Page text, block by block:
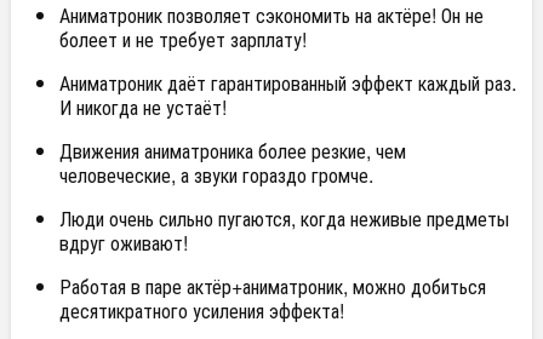
Аниматроник позволяет сэкономить на актёре! Он не
болеет и не требует зарплату!
Аниматроник даёт гарантированный эффект каждый раз.
И никогда не устаёт!
Движения аниматроника более резкие, чем
человеческие, а звуки гораздо громче.
Люди очень сильно пугаются, когда неживые предметы
вдруг оживают!
Работая в паре актёр+аниматроник, можно добиться
десятикратного усиления эффекта!